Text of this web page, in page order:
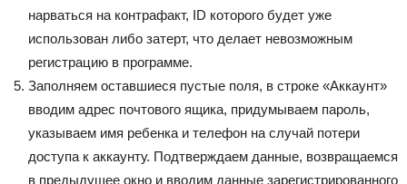
нарваться на контрафакт, ID которого будет уже
использован либо затерт, что делает невозможным
регистрацию в программе.
Заполняем оставшиеся пустые поля, в строке «Аккаунт»
вводим адрес почтового ящика, придумываем пароль,
указываем имя ребенка и телефон на случай потери
доступа к аккаунту. Подтверждаем данные, возвращаемся
в предыдущее окно и вводим данные зарегистрированного